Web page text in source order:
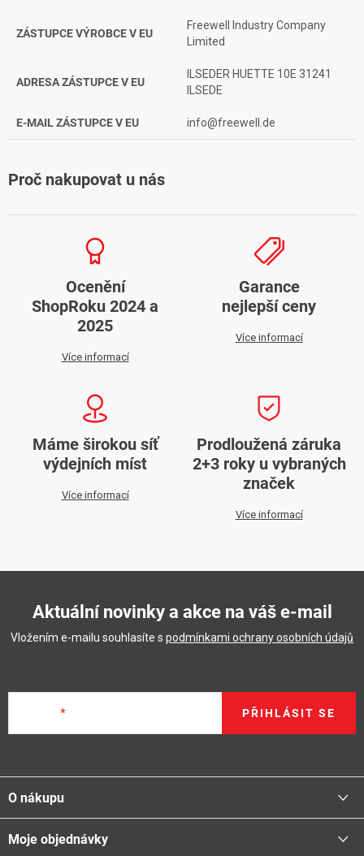
ZÁSTUPCE VÝROBCE V EU
Freewell Industry Company
Limited
ADRESA ZÁSTUPCE V EU
ILSEDER HUETTE 10E 31241
ILSEDE
E-MAIL ZÁSTUPCE V EU info@freewell.de
Proč nakupovat u nás
Ocenění
ShopRoku 2024 a
2025
Více informací
Garance
nejlepší ceny
Více informací
Máme širokou síť
výdejních míst
Více informací
Prodloužená záruka
2+3 roky u vybraných
značek
Více informací
Aktuální novinky a akce na váš e-mail
Vložením e-mailu souhlasíte s podmínkami ochrany osobních údajů
PŘIHLÁSIT SE
á
p
a
O nákupu
Proč nakupovat u nás
Moje objednávky